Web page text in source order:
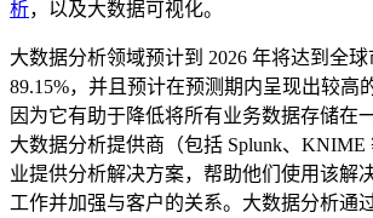
析，以及大数据可视化。
大数据分析领域预计到 2026 年将达到全
89.15%，并且预计在预测期内呈现出较高
因为它有助于降低将所有业务数据存储在
大数据分析提供商（包括 Splunk、KNIME
业提供分析解决方案，帮助他们使用该解
工作并加强与客户的关系。大数据分析通